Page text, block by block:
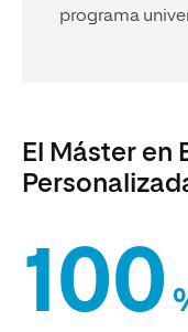
programa
El Máster en
100